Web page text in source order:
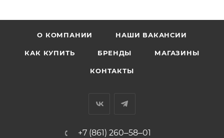
О КОМПАНИИ НАШИ ВАКАНСИИ
КАК КУПИТЬ БРЕНДЫ МАГАЗИНЫ
КОНТАКТЫ
+7 (861) 260‒58‒01